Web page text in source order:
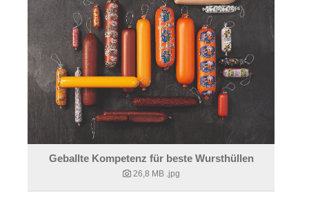
Geballte Kompetenz für beste Wursthüllen
26,8 MB .jpg